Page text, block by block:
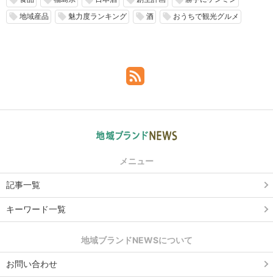
local_offer 地域産品 local_offer 魅力度ランキング local_offer 酒 local_offer おうちで観光グルメ
メニュー
記事一覧
キーワード一覧
地域ブランドNEWSについて
お問い合わせ